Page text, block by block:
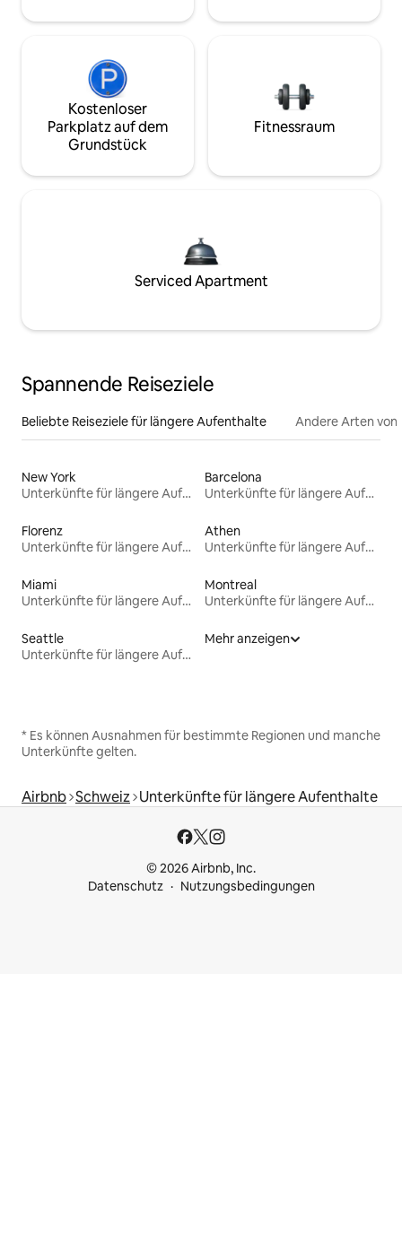
Kostenloser
Parkplatz auf dem
Grundstück
Fitnessraum
Serviced Apartment
Spannende Reiseziele
Beliebte Reiseziele für längere Aufenthalte Andere Arten
New York
Unterkünfte für längere Aufenthalte
Barcelona
Unterkünfte für längere Aufenthalte
Florenz
Unterkünfte für längere Aufenthalte
Athen
Unterkünfte für längere Aufenthalte
Miami
Unterkünfte für längere Aufenthalte
Montreal
Unterkünfte für längere Aufenthalte
Seattle
Unterkünfte für längere Aufenthalte
Mehr anzeigen
* Es können Ausnahmen für bestimmte Regionen und manche
Unterkünfte gelten.
Airbnb Schweiz Unterkünfte für längere Aufenthalte
© 2026 Airbnb, Inc.
Datenschutz
Nutzungsbedingungen